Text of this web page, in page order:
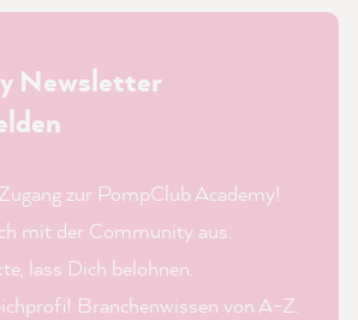
Newsletter
zur PompClub Academy!
mit der Community aus.
lass Dich belohnen.
Branchenwissen von A-Z.